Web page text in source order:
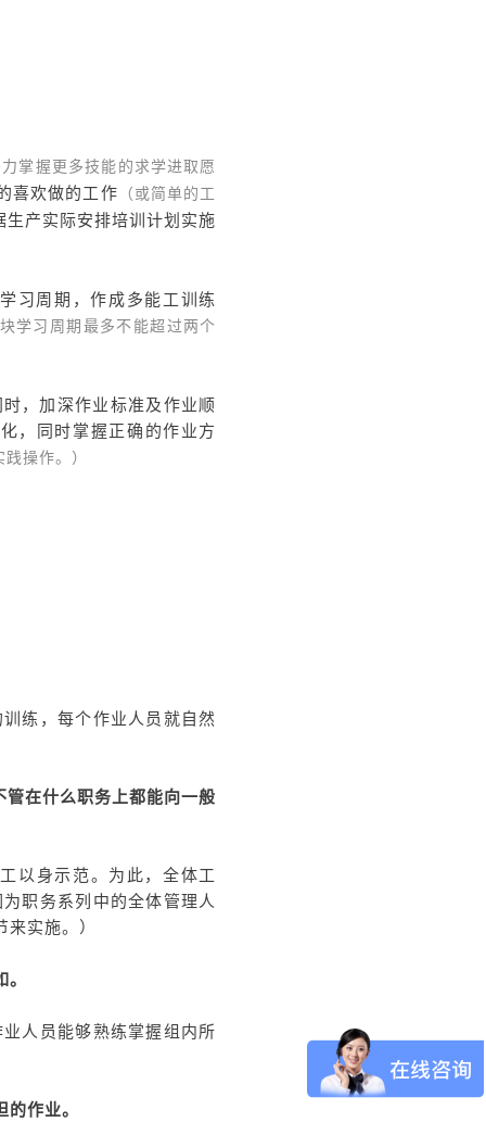
掌握更多技能的求学进取愿
喜欢做的工作 （或简单的工
产实际安排培训计划实施
习周期，作成多能工训练
学习周期最多不能超过两个
，加深作业标准及作业顺
，同时掌握正确的作业方
操作。）
练，每个作业人员就自然
在什么职务上都能向一般
以身示范。为此，全体工
职务系列中的全体管理人
实施。）
人员能够熟练掌握组内所
作业。